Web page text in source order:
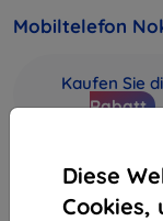
Diese
Cookies,
Mobiltelefon
Kaufen Sie
Rabatt
28,71 €